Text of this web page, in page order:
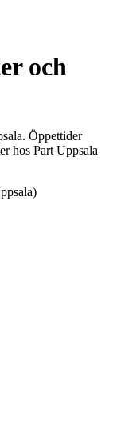
och
Öppettider
hos Part Uppsala